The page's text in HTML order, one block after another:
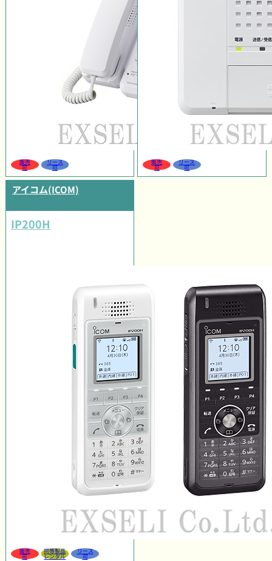
販売
可
リース
可
販売
可
リース
可
アイコム(ICOM)
IP200H
販売
可
同等製品
レンタル
リース
可